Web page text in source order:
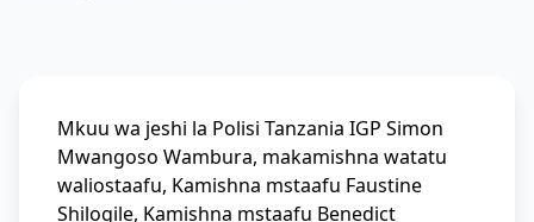
Mkuu wa jeshi la Polisi Tanzania IGP Simon
Mwangoso Wambura, makamishna watatu
waliostaafu, Kamishna mstaafu Faustine
Shilogile, Kamishna mstaafu Benedict